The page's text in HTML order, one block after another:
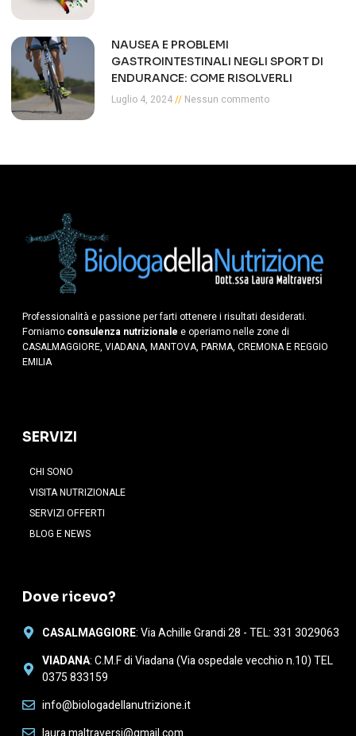
NAUSEA E PROBLEMI
GASTROINTESTINALI NEGLI SPORT DI
ENDURANCE: COME RISOLVERLI
Luglio 4, 2024
Nessun commento
Professionalità e passione per farti ottenere i risultati desiderati.
Forniamo consulenza nutrizionale e operiamo nelle zone di
CASALMAGGIORE, VIADANA, MANTOVA, PARMA, CREMONA E REGGIO
EMILIA
SERVIZI
CHI SONO
VISITA NUTRIZIONALE
SERVIZI OFFERTI
BLOG E NEWS
Dove ricevo?
CASALMAGGIORE: Via Achille Grandi 28 - TEL: 331 3029063
VIADANA: C.M.F di Viadana (Via ospedale vecchio n.10) TEL
0375 833159
info@biologadellanutrizione.it